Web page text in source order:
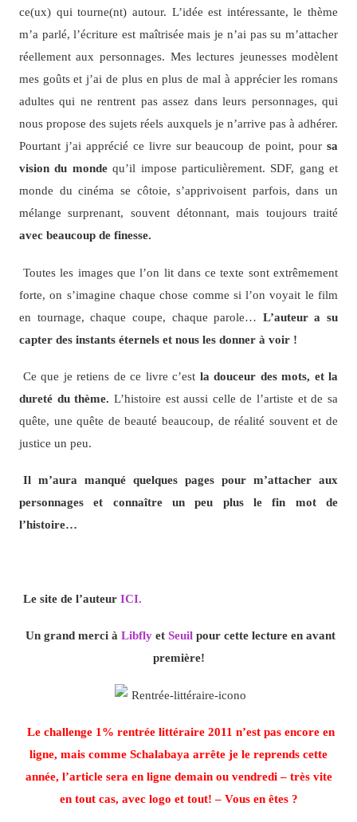
ce(ux) qui tourne(nt) autour. L’idée est intéressante, le thème
m’a parlé, l’écriture est maîtrisée mais je n’ai pas su m’attacher
réellement aux personnages. Mes lectures jeunesses modèlent
mes goûts et j’ai de plus en plus de mal à apprécier les romans
adultes qui ne rentrent pas assez dans leurs personnages, qui
nous propose des sujets réels auxquels je n’arrive pas à adhérer.
Pourtant j’ai apprécié ce livre sur beaucoup de point, poursa
vision du mondequ’il impose particulièrement. SDF, gang et
monde du cinéma se côtoie, s’apprivoisent parfois, dans un
mélange surprenant, souvent détonnant, mais toujours traité
avec beaucoup de finesse.
Toutes les images que l’on lit dans ce texte sont extrêmement
forte, on s’imagine chaque chose comme si l’on voyait le film
en tournage, chaque coupe, chaque parole… L’auteur a su
capter des instants éternels et nous les donner à voir !
Ce que je retiens de ce livre c’est la douceur des mots, et la
dureté du thème. L’histoire est aussi celle de l’artiste et de sa
quête, une quête de beauté beaucoup, de réalité souvent et de
justice un peu.
Il m’aura manqué quelques pages pour m’attacher aux
personnages et connaître un peu plus le fin mot de
l’histoire…
Le site de l’auteurICI.
Un grand merci à Libfly et Seuil pour cette lecture en avant
première!
Le challenge 1% rentrée littéraire 2011 n’est pas encore en
ligne, mais comme Schalabaya arrête je le reprends cette
année, l’article sera en ligne demain ou vendredi – très vite
en tout cas, avec logo et tout! – Vous en êtes ?